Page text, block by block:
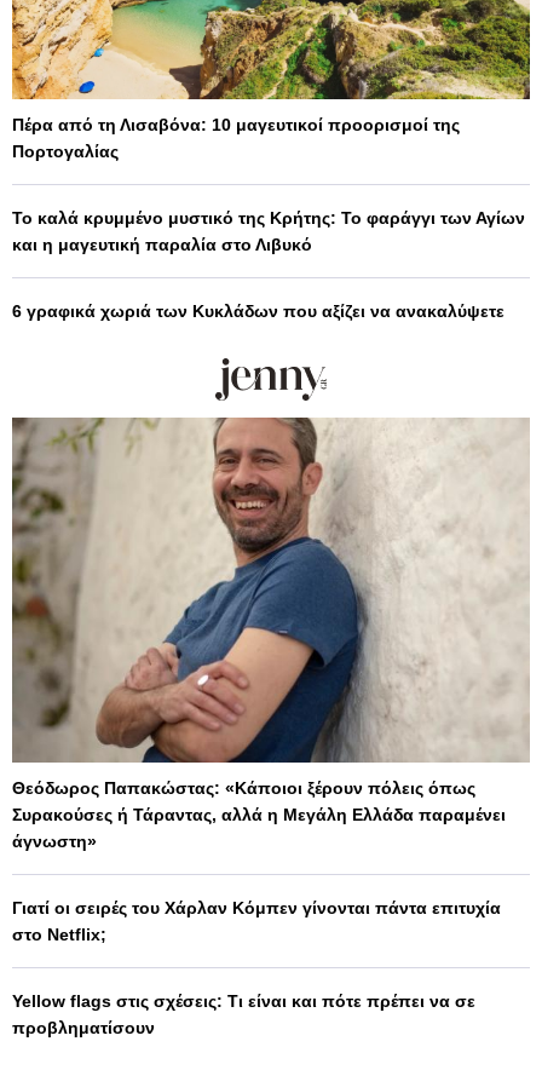
Πέρα από τη Λισαβόνα: 10 μαγευτικοί προορισμοί της
Πορτογαλίας
Το καλά κρυμμένο μυστικό της Κρήτης: Το φαράγγι των Αγίων
και η μαγευτική παραλία στο Λιβυκό
6 γραφικά χωριά των Κυκλάδων που αξίζει να ανακαλύψετε
Θεόδωρος Παπακώστας: «Κάποιοι ξέρουν πόλεις όπως
Συρακούσες ή Τάραντας, αλλά η Μεγάλη Ελλάδα παραμένει
άγνωστη»
Γιατί οι σειρές του Χάρλαν Κόμπεν γίνονται πάντα επιτυχία
στο Netflix;
Yellow flags στις σχέσεις: Τι είναι και πότε πρέπει να σε
προβληματίσουν